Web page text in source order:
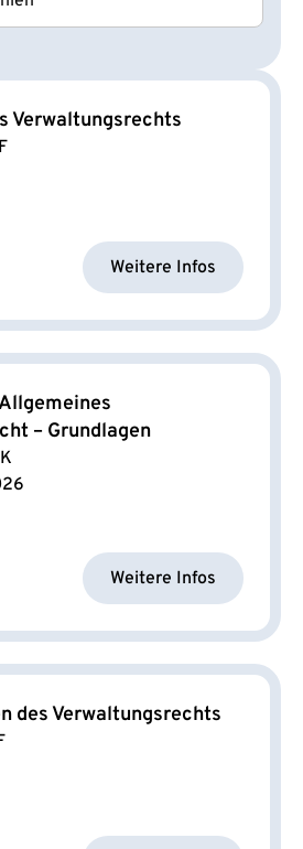
Verwaltungsrechts
Weitere Infos
– Grundlagen
Weitere Infos
des Verwaltungsrechts